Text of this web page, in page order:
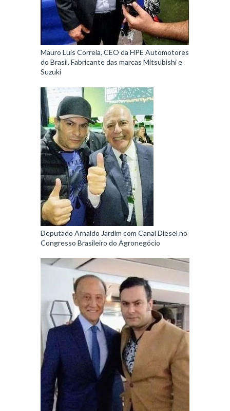
Mauro Luis Correia, CEO da HPE Automotores
do Brasil, Fabricante das marcas Mitsubishi e
Suzuki
Deputado Arnaldo Jardim com Canal Diesel no
Congresso Brasileiro do Agronegócio